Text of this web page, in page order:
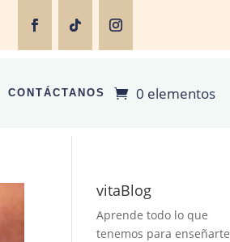
CONTÁCTANOS 0 elementos
vitaBlog
Aprende todo lo que
tenemos para enseñarte